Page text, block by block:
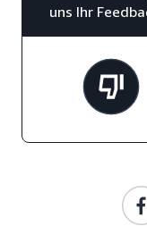
uns Ihr